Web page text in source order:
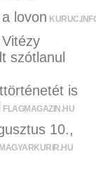
lovon
szótlanul
is
FLAGMAGAZIN.HU
10.,
MAGYARKURIR.HU